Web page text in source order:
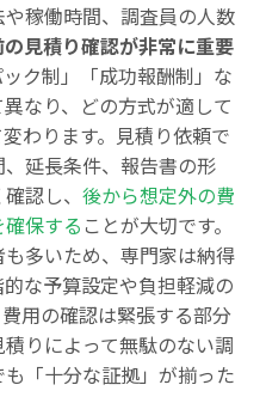
稼働時間、調査員の人数
見積り確認が非常に重要
ク制」「成功報酬制」な
なり、どの方式が適して
わります。見積り依頼で
延長条件、報告書の形
確認し、後から想定外の費
保する ことが大切です。
多いため、専門家は納得
な予算設定や負担軽減の
用の確認は緊張する部分
りによって無駄のない調
「十分な証拠」が揃った